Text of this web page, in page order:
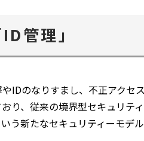
管理」
IDのなりすまし、不正アクセ
り、従来の境界型セキュリテ
う新たなセキュリティーモデ